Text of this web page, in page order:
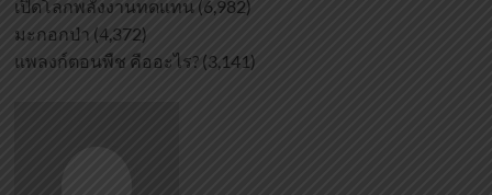
เปิดโลกพลังงานทดแทน (6,982)
มะกอกป่า (4,372)
แพลงก์ตอนพืช คืออะไร? (3,141)